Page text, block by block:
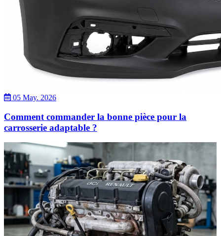
05 May. 2026
Comment commander la bonne pièce pour la
carrosserie adaptable ?